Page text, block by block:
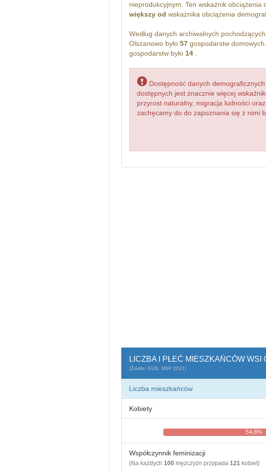
nieprodukcyjnym. Ten wskaźnik obciążenia
większy od wskażnika obciążenia
Według danych archiwalnych
Olszanowo było 57gospodarstw
gospodarstw było 14.
Dostępność danych
dostępnych jest znacznie więcej
przyrost naturalny, migracja ludności
zachęcamy do do zapoznania się z nimi
LICZBA I PŁEĆ MIESZKAŃCÓW WSI
(Źródło: GUS, NSP 2021)
Liczba mieszkańców
Kobiety
54,8%
Współczynnik feminizacji
(Na każdych 100mężczyzn przypada 121kobiet)